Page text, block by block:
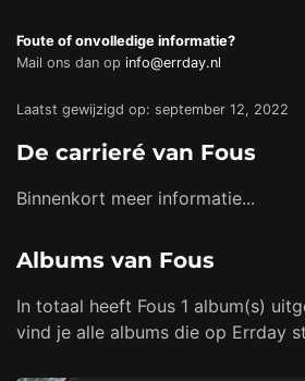
Foute of onvolledige informatie?
Mail ons dan op info@errday.nl
Laatst gewijzigd op: september 12, 2022
De carrieré van Fous
Binnenkort meer informatie...
Albums van Fous
In totaal heeft Fous 1 album(s)
vind je alle albums die op Errday